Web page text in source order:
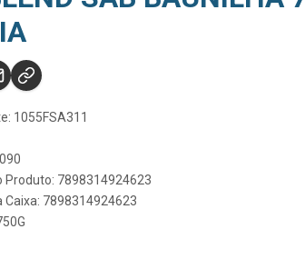
1055FSA311
Produto: 7898314924623
Caixa: 7898314924623